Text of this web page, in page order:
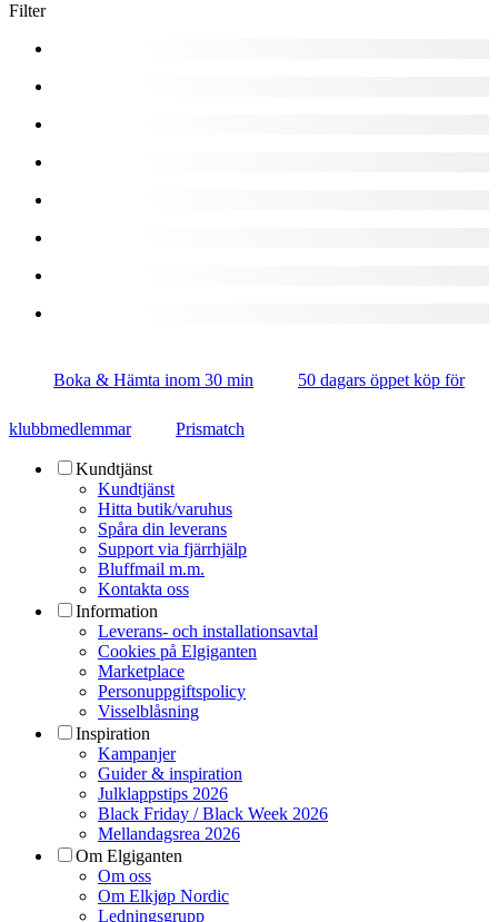
Filter
Boka & Hämta inom 30 min 50 dagars öppet köp för
klubbmedlemmar Prismatch
Kundtjänst
Kundtjänst
Hitta butik/varuhus
Spåra din leverans
Support via fjärrhjälp
Bluffmail m.m.
Kontakta oss
Information
Leverans- och installationsavtal
Cookies på Elgiganten
Marketplace
Personuppgiftspolicy
Visselblåsning
Inspiration
Kampanjer
Guider & inspiration
Julklappstips 2026
Black Friday / Black Week 2026
Mellandagsrea 2026
Om Elgiganten
Om oss
Om Elkjøp Nordic
Ledningsgrupp